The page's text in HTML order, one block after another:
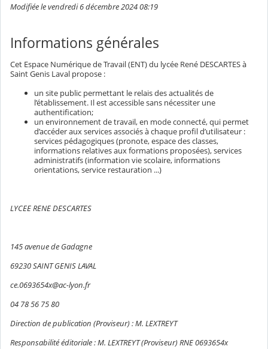
Modifiée le vendredi 6 décembre 2024 08:19
Informations générales
Cet Espace Numérique de Travail (ENT) du lycée René DESCARTES à
Saint Genis Laval propose :
un site public permettant le relais des actualités de
l’établissement. Il est accessible sans nécessiter une
authentification;
un environnement de travail, en mode connecté, qui permet
d’accéder aux services associés à chaque profil d’utilisateur :
services pédagogiques (pronote, espace des classes,
informations relatives aux formations proposées), services
administratifs (information vie scolaire, informations
orientations, service restauration ...)
LYCEE RENE DESCARTES
145 avenue de Gadagne
69230 SAINT GENIS LAVAL
ce.0693654x@ac-lyon.fr
04 78 56 75 80
Direction de publication (Proviseur) : M. LEXTREYT
Responsabilité éditoriale : M. LEXTREYT (Proviseur) RNE 0693654x